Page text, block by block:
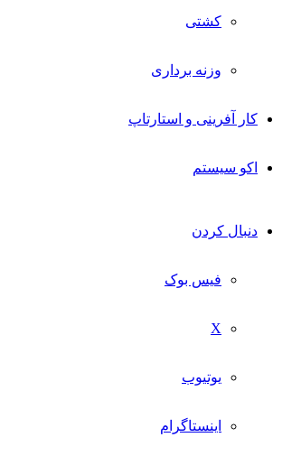
کشتی
وزنه برداری
کار آفرینی و استارتاپ
اکو سیستم
دنبال کردن
فیس بوک
X
یوتیوب
اینستاگرام